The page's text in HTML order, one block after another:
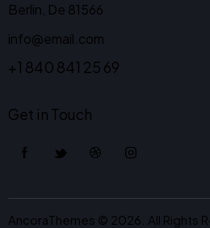
Berlin, De 81566
info@email.com
+1 840 841 25 69
Get in Touch
AncoraThemes © 2026. All Rights